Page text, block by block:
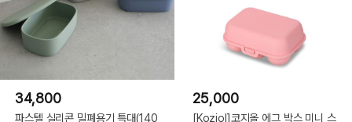
34,800
파스텔 실리콘 밀폐용기 특대(140
25,000
[Koziol]코지올 에그 박스 미니 스